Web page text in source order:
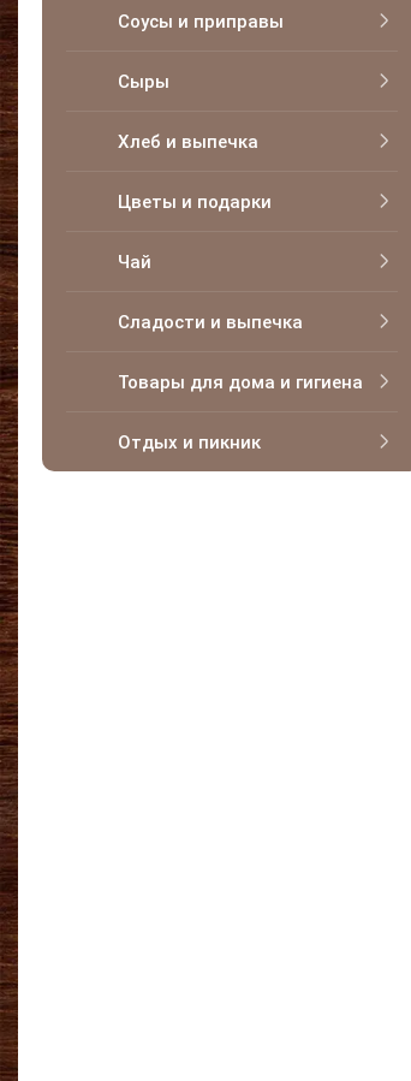
Соусы и приправы
Сыры
Хлеб и выпечка
Цветы и подарки
Чай
Сладости и выпечка
Товары для дома и гигиена
Отдых и пикник